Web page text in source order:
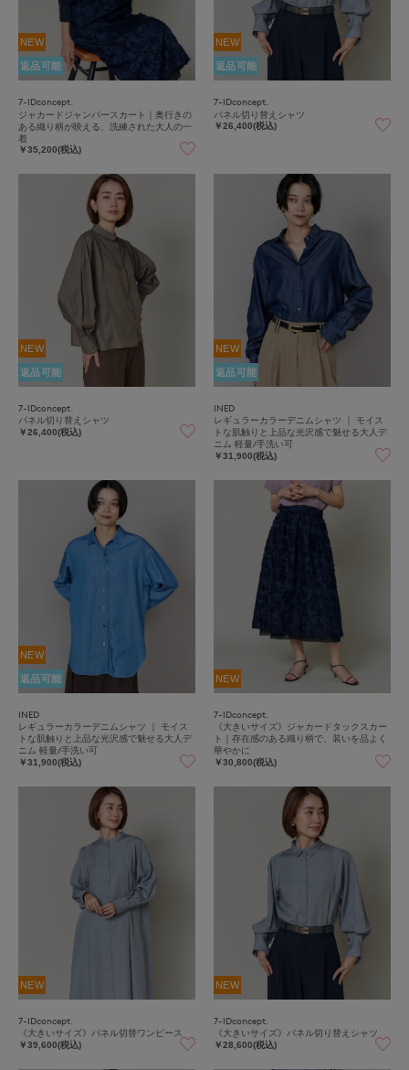
NEW
返品可能
7-IDconcept.
ジャカードジャンパースカート｜奥行きの
ある織り柄が映える、洗練された大人の一
着
￥35,200(税込)
NEW
返品可能
7-IDconcept.
パネル切り替えシャツ
￥26,400(税込)
NEW
返品可能
7-IDconcept.
パネル切り替えシャツ
￥26,400(税込)
NEW
返品可能
INED
レギュラーカラーデニムシャツ ｜ モイス
トな肌触りと上品な光沢感で魅せる大人デ
ニム 軽量/手洗い可
￥31,900(税込)
NEW
返品可能
INED
レギュラーカラーデニムシャツ ｜ モイス
トな肌触りと上品な光沢感で魅せる大人デ
ニム 軽量/手洗い可
￥31,900(税込)
NEW
7-IDconcept.
《大きいサイズ》ジャカードタックスカー
ト｜存在感のある織り柄で、装いを品よく
華やかに
￥30,800(税込)
NEW
7-IDconcept.
《大きいサイズ》パネル切替ワンピース
￥39,600(税込)
NEW
7-IDconcept.
《大きいサイズ》パネル切り替えシャツ
￥28,600(税込)